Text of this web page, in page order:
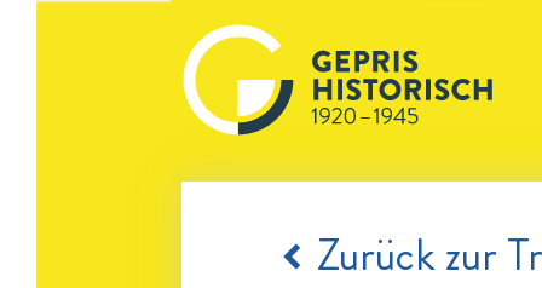
Zurück zur